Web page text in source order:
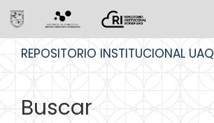
REPOSITORIO INSTITUCIONAL UAQ
Buscar